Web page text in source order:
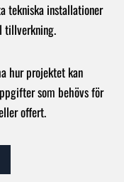
tekniska installationer
tillverkning.
hur projektet kan
som behövs för
offert.